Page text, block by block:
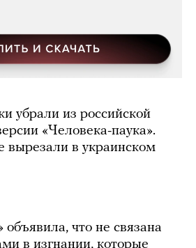
убрали из российской
«Человека-паука».
вырезали в украинском
объявила, что не связана
в изгнании, которые